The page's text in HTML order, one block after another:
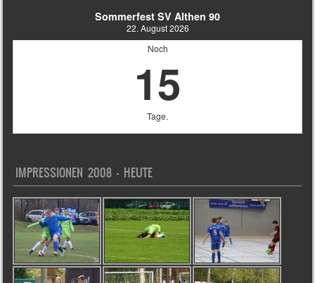
Sommerfest SV Althen 90
22. August 2026
Noch
15
Tage.
IMPRESSIONEN 2008 – HEUTE